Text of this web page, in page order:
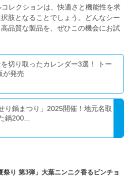
レクションは、快適さと機能性を求
肢となることでしょう。どんなシー
品質な製品を、ぜひこの機会にお試
切り取ったカレンダー3選！ トー
が発売
り鍋まつり」2025開催！地元名取
鍋200...
祭り 第3弾」大葉ニンニク香るビンチョ